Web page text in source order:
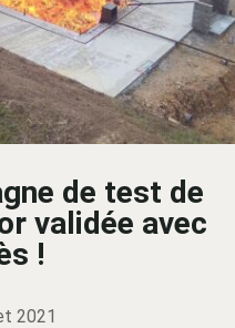
de test de
validée avec
!
2021